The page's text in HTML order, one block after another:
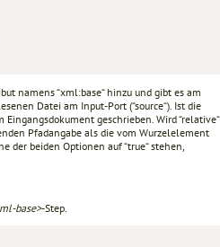
namens “xml:base“ hinzu und gibt es am
Datei am Input-Port (“source“). Ist die
Eingangsdokument geschrieben. Wird “relative“
Pfadangabe als die vom Wurzelelement
beiden Optionen auf “true“ stehen,
base>-Step.